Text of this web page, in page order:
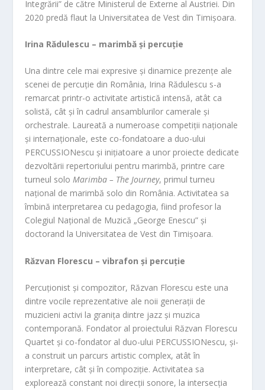
Integrării” de către Ministerul de Externe al Austriei. Din
2020 predă flaut la Universitatea de Vest din Timișoara.
Irina Rădulescu – marimbă și percuție
Una dintre cele mai expresive și dinamice prezențe ale
scenei de percuție din România, Irina Rădulescu s-a
remarcat printr-o activitate artistică intensă, atât ca
solistă, cât și în cadrul ansamblurilor camerale și
orchestrale. Laureată a numeroase competiții naționale
și internaționale, este co-fondatoare a duo-ului
PERCUSSIONescu și inițiatoare a unor proiecte dedicate
dezvoltării repertoriului pentru marimbă, printre care
turneul soloMarimba – The Journey, primul turneu
național de marimbă solo din România. Activitatea sa
îmbină interpretarea cu pedagogia, fiind profesor la
Colegiul Național de Muzică „George Enescu” și
doctorand la Universitatea de Vest din Timișoara.
Răzvan Florescu – vibrafon și percuție
Percuționist și compozitor, Răzvan Florescu este una
dintre vocile reprezentative ale noii generații de
muzicieni activi la granița dintre jazz și muzica
contemporană. Fondator al proiectului Răzvan Florescu
Quartet și co-fondator al duo-ului PERCUSSIONescu, și-
a construit un parcurs artistic complex, atât în
interpretare, cât și în compoziție. Activitatea sa
explorează constant noi direcții sonore, la intersecția